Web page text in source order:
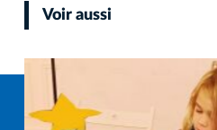
Voir aussi